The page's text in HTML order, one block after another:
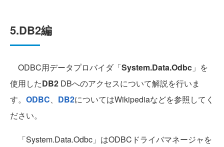
5.DB2編
ODBC用データプロバイダ「System.Data.Odbc 」を
使用したDB2 DBへのアクセスについて解説を行いま
す。 ODBC、 DB2についてはWikipediaなどを参照してく
ださい。
「System.Data.Odbc」はODBCドライバマネージャを